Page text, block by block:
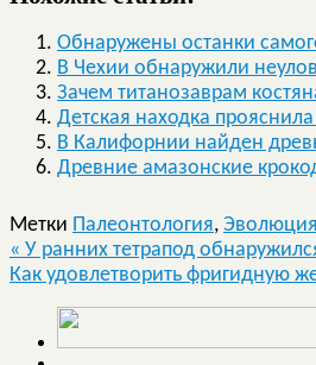
Обнаружены останки
В Чехии обнаружили
Зачем титанозаврам
Детская находка
В Калифорнии найден
Древние амазонские
Метки Палеонтология, Эволюция
« У ранних тетрапод
Как удовлетворить фригидную